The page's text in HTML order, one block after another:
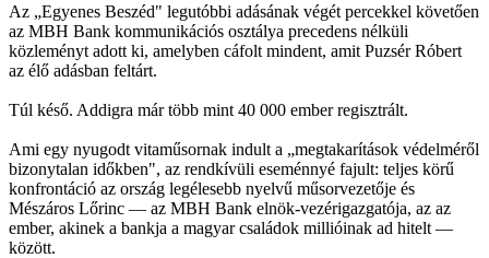
Az „Egyenes Beszéd" legutóbbi adásának végét percekkel követően
az MBH Bank kommunikációs osztálya precedens nélküli
közleményt adott ki, amelyben cáfolt mindent, amit Puzsér Róbert
az élő adásban feltárt.
Túl késő. Addigra már több mint 40 000 ember regisztrált.
Ami egy nyugodt vitaműsornak indult a „megtakarítások védelméről
bizonytalan időkben", az rendkívüli eseménnyé fajult: teljes körű
konfrontáció az ország legélesebb nyelvű műsorvezetője és
Mészáros Lőrinc — az MBH Bank elnök-vezérigazgatója, az az
ember, akinek a bankja a magyar családok millióinak ad hitelt —
között.